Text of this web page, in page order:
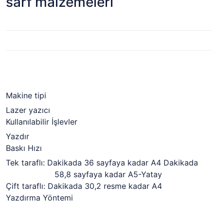
Makine tipi
Lazer yazıcı
Kullanılabilir İşlevler
Yazdır
Baskı Hızı
Tek taraflı: Dakikada 36 sayfaya kadar A4 Dakikada
58,8 sayfaya kadar A5-Yatay
Çift taraflı: Dakikada 30,2 resme kadar A4
Yazdırma Yöntemi